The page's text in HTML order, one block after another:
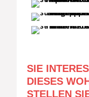
SIE
DIESES
STELLEN